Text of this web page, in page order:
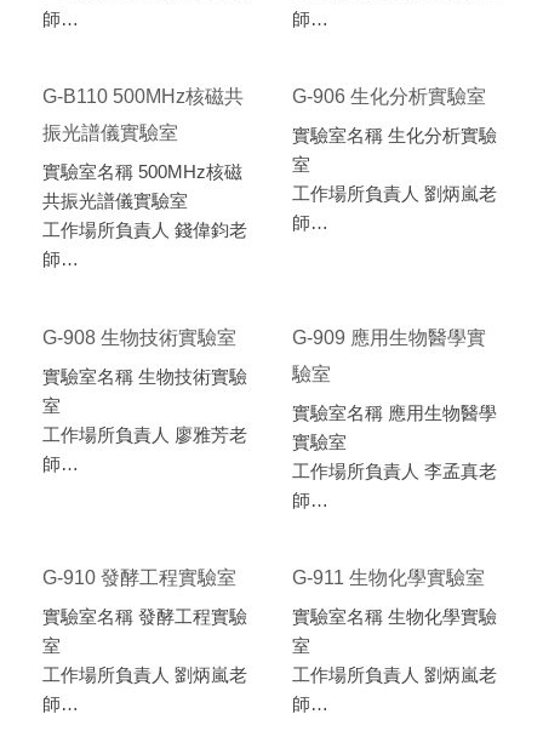
師
B105
師
B109
G-B110 500MHz核磁共
振光譜儀實驗室
實驗室名稱 500MHz核磁
共振光譜儀實驗室
工作場所負責人 錢偉鈞老
師
B110
G-906 生化分析實驗室
實驗室名稱 生化分析實驗
室
工作場所負責人 劉炳嵐老
師
G-908 生物技術實驗室
實驗室名稱 生物技術實驗
室
工作場所負責人 廖雅芳老
師
G-909 應用生物醫學實
驗室
實驗室名稱 應用生物醫學
實驗室
工作場所負責人 李孟真老
師
909
G-910 發酵工程實驗室
實驗室名稱 發酵工程實驗
室
工作場所負責人 劉炳嵐老
師
G-911 生物化學實驗室
實驗室名稱 生物化學實驗
室
工作場所負責人 劉炳嵐老
師